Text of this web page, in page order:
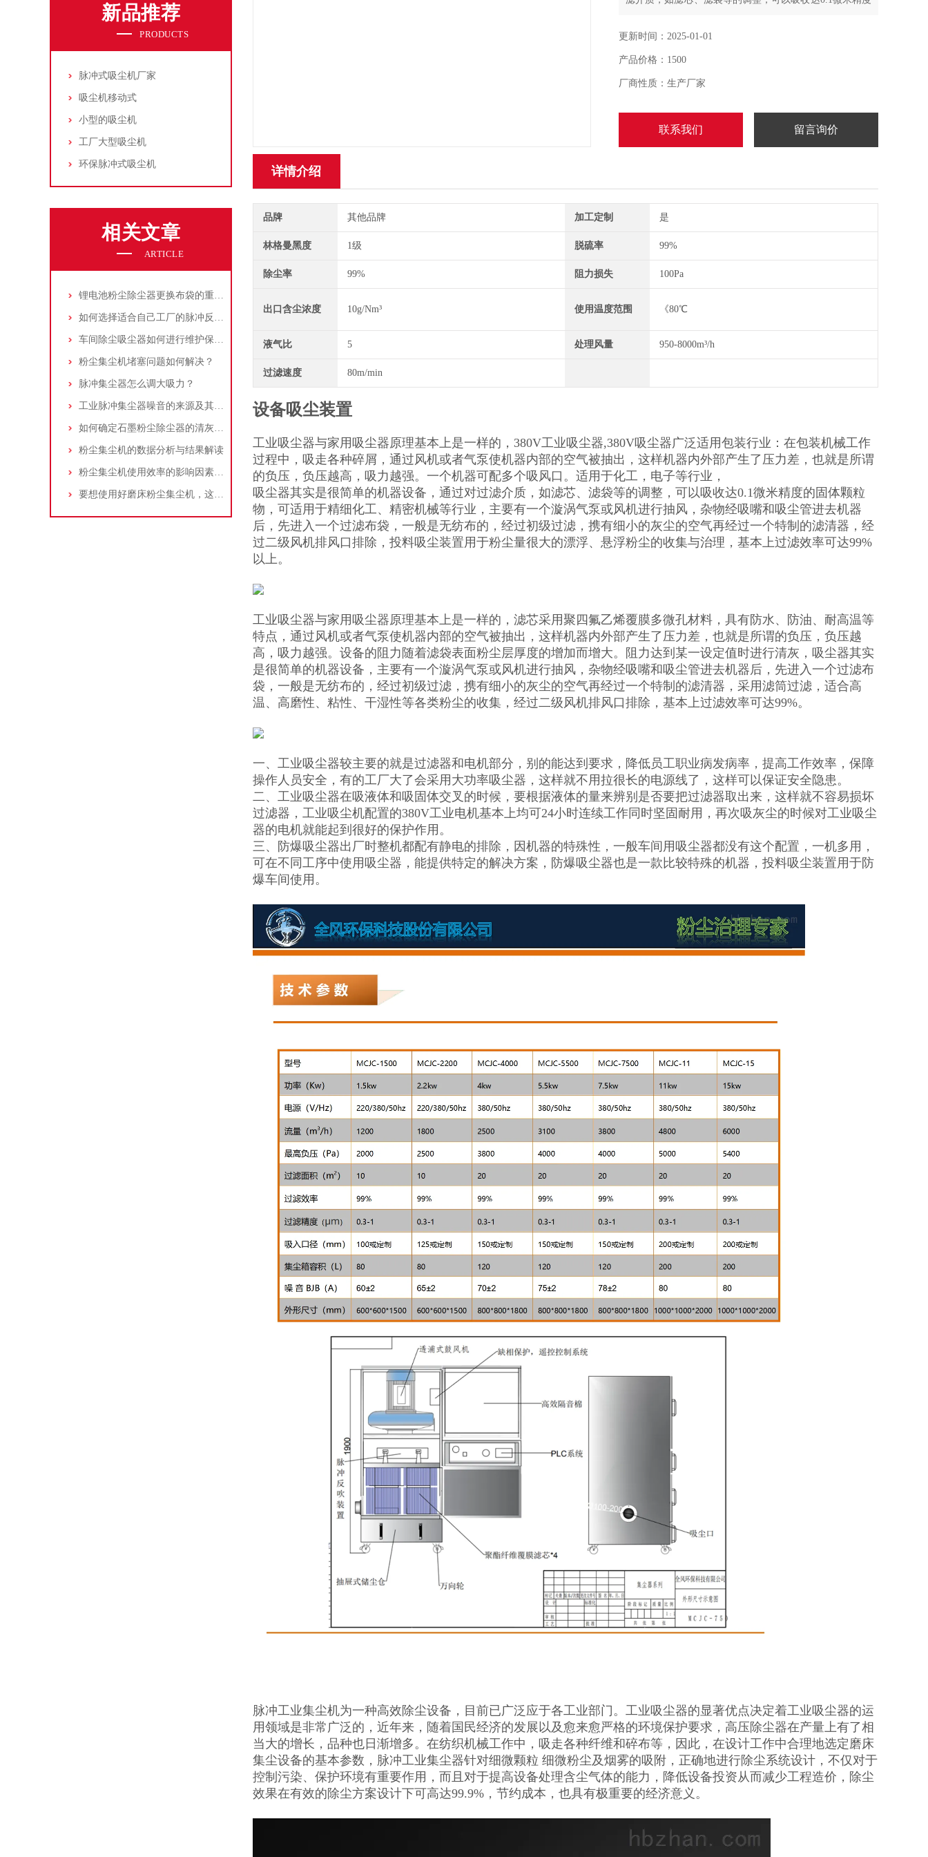
新品推荐
PRODUCTS
脉冲式吸尘机厂家
吸尘机移动式
小型的吸尘机
工厂大型吸尘机
环保脉冲式吸尘机
相关文章
ARTICLE
锂电池粉尘除尘器更换布袋的重要性与方法
如何选择适合自己工厂的脉冲反吹工业集尘器
车间除尘吸尘器如何进行维护保养？
粉尘集尘机堵塞问题如何解决？
脉冲集尘器怎么调大吸力？
工业脉冲集尘器噪音的来源及其控制策略
如何确定石墨粉尘除尘器的清灰速度？
粉尘集尘机的数据分析与结果解读
粉尘集尘机使用效率的影响因素及改进措施
要想使用好磨床粉尘集尘机，这些条件可不能少
安全、经济、适用,并兼顾美观的精心设计原则
更新时间：2025-01-01
产品价格：1500
厂商性质：生产厂家
联系我们 留言询价
详情介绍
品牌 其他品牌 加工定制 是
林格曼黑度 1级 脱硫率 99%
除尘率 99% 阻力损失 100Pa
出口含尘浓度 10g/Nm³ 使用温度范围 《80℃
液气比 5 处理风量 950-8000m³/h
过滤速度 80m/min
设备吸尘装置
工业吸尘器与家用吸尘器原理基本上是一样的，380V工业吸尘器,380V吸尘器广泛适用包装行业：在包装机械工作
过程中，吸走各种碎屑，通过风机或者气泵使机器内部的空气被抽出，这样机器内外部产生了压力差，也就是所谓
的负压，负压越高，吸力越强。一个机器可配多个吸风口。适用于化工，电子等行业，
吸尘器其实是很简单的机器设备，通过对过滤介质，如滤芯、滤袋等的调整，可以吸收达0.1微米精度的固体颗粒
物，可适用于精细化工、精密机械等行业，主要有一个漩涡气泵或风机进行抽风，杂物经吸嘴和吸尘管进去机器
后，先进入一个过滤布袋，一般是无纺布的，经过初级过滤，携有细小的灰尘的空气再经过一个特制的滤清器，经
过二级风机排风口排除，投料吸尘装置用于粉尘量很大的漂浮、悬浮粉尘的收集与治理，基本上过滤效率可达99%
以上。
工业吸尘器与家用吸尘器原理基本上是一样的，滤芯采用聚四氟乙烯覆膜多微孔材料，具有防水、防油、耐高温等
特点，通过风机或者气泵使机器内部的空气被抽出，这样机器内外部产生了压力差，也就是所谓的负压，负压越
高，吸力越强。设备的阻力随着滤袋表面粉尘层厚度的增加而增大。阻力达到某一设定值时进行清灰，吸尘器其实
是很简单的机器设备，主要有一个漩涡气泵或风机进行抽风，杂物经吸嘴和吸尘管进去机器后，先进入一个过滤布
袋，一般是无纺布的，经过初级过滤，携有细小的灰尘的空气再经过一个特制的滤清器，采用滤筒过滤，适合高
温、高磨性、粘性、干湿性等各类粉尘的收集，经过二级风机排风口排除，基本上过滤效率可达99%。
一、工业吸尘器较主要的就是过滤器和电机部分，别的能达到要求，降低员工职业病发病率，提高工作效率，保障
操作人员安全，有的工厂大了会采用大功率吸尘器，这样就不用拉很长的电源线了，这样可以保证安全隐患。
二、工业吸尘器在吸液体和吸固体交叉的时候，要根据液体的量来辨别是否要把过滤器取出来，这样就不容易损坏
过滤器，工业吸尘机配置的380V工业电机基本上均可24小时连续工作同时坚固耐用，再次吸灰尘的时候对工业吸尘
器的电机就能起到很好的保护作用。
三、防爆吸尘器出厂时整机都配有静电的排除，因机器的特殊性，一般车间用吸尘器都没有这个配置，一机多用，
可在不同工序中使用吸尘器，能提供特定的解决方案，防爆吸尘器也是一款比较特殊的机器，投料吸尘装置用于防
爆车间使用。
脉冲工业集尘机为一种高效除尘设备，目前已广泛应于各工业部门。工业吸尘器的显著优点决定着工业吸尘器的运
用领域是非常广泛的，近年来，随着国民经济的发展以及愈来愈严格的环境保护要求，高压除尘器在产量上有了相
当大的增长，品种也日渐增多。在纺织机械工作中，吸走各种纤维和碎布等，因此，在设计工作中合理地选定磨床
集尘设备的基本参数，脉冲工业集尘器针对细微颗粒 细微粉尘及烟雾的吸附，正确地进行除尘系统设计，不仅对于
控制污染、保护环境有重要作用，而且对于提高设备处理含尘气体的能力，降低设备投资从而减少工程造价，除尘
效果在有效的除尘方案设计下可高达99.9%，节约成本，也具有极重要的经济意义。